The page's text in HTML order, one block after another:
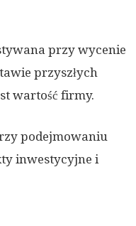
przy wycenie
przyszłych
wartość firmy.
podejmowaniu
inwestycyjne i